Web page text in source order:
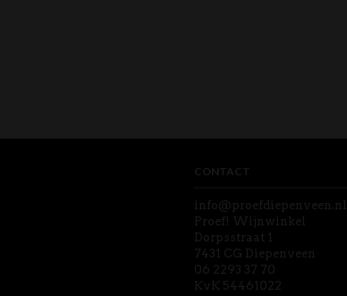
CONTACT
info@proefdiepenveen.nl
Proef! Wijnwinkel
Dorpsstraat 1
7431 CG Diepenveen
06 2293 37 70
KvK 54461022